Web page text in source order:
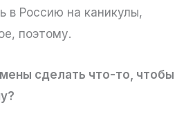
в Россию на каникулы,
поэтому.
сделать что-то, чтобы